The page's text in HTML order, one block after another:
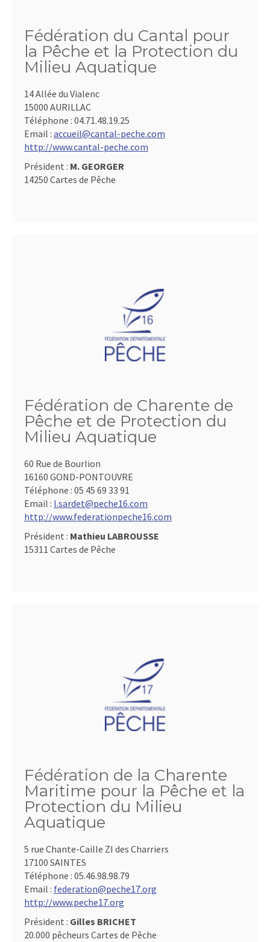
Fédération du Cantal pour
la Pêche et la Protection du
Milieu Aquatique
14 Allée du Vialenc
15000 AURILLAC
Téléphone : 04.71.48.19.25
Email : accueil@cantal-peche.com
http://www.cantal-peche.com
Président : M. GEORGER
14250 Cartes de Pêche
Fédération de Charente de
Pêche et de Protection du
Milieu Aquatique
60 Rue de Bourlion
16160 GOND-PONTOUVRE
Téléphone : 05 45 69 33 91
Email : l.sardet@peche16.com
http://www.federationpeche16.com
Président : Mathieu LABROUSSE
15311 Cartes de Pêche
Fédération de la Charente
Maritime pour la Pêche et la
Protection du Milieu
Aquatique
5 rue Chante-Caille ZI des Charriers
17100 SAINTES
Téléphone : 05.46.98.98.79
Email : federation@peche17.org
http://www.peche17.org
Président : Gilles BRICHET
20.000 pêcheurs Cartes de Pêche